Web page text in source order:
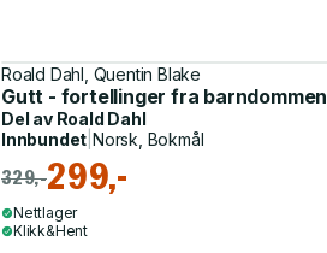
Roald Dahl, Quentin Blake
Gutt - fortellinger fra barndommen
Del av Roald Dahl
Innbundet |Norsk, Bokmål
329,-299,-
Nettlager
Klikk&Hent